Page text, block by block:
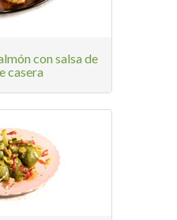
con salsa de
casera